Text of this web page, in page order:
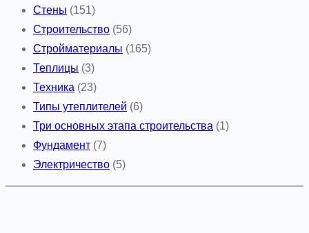
Стены (151)
Строительство (56)
Стройматериалы (165)
Теплицы (3)
Техника (23)
Типы утеплителей (6)
Три основных этапа строительства (1)
Фундамент (7)
Электричество (5)